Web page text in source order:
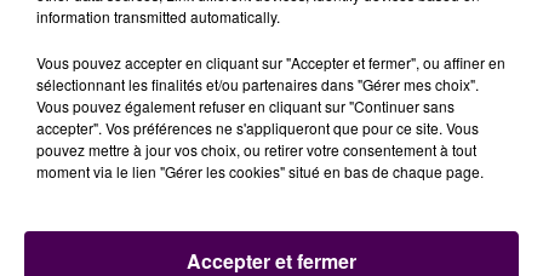
À LA UNE
information transmitted automatically.
Vous pouvez accepter en cliquant sur "Accepter et fermer", ou affiner en
sélectionnant les finalités et/ou partenaires dans "Gérer mes choix".
Vous pouvez également refuser en cliquant sur "Continuer sans
accepter". Vos préférences ne s'appliqueront que pour ce site. Vous
pouvez mettre à jour vos choix, ou retirer votre consentement à tout
moment via le lien "Gérer les cookies" situé en bas de chaque page.
Accepter et fermer